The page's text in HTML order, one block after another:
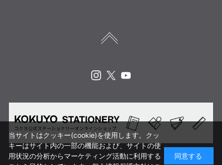
当サイトはクッキー(cookie)を使用します。クッ
キーはサイト内の一部の機能および、サイトの使
用状況の分析からマーケティング活動に利用する
同意する